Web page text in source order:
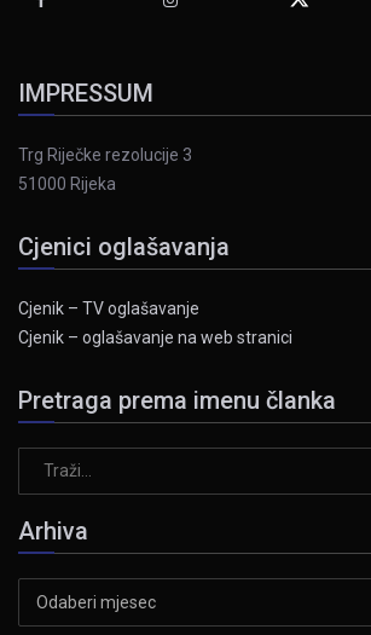
IMPRESSUM
Trg Riječke rezolucije 3
51000 Rijeka
Cjenici oglašavanja
Cjenik – TV oglašavanje
Cjenik – oglašavanje na web stranici
Pretraga prema imenu članka
Arhiva